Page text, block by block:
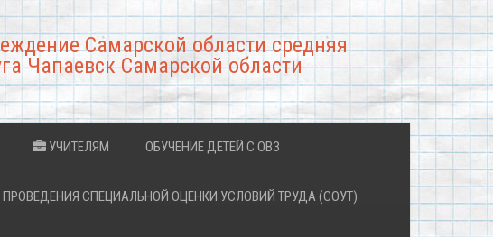
Самарской области средняя
Чапаевск Самарской области
УЧИТЕЛЯМ ОБУЧЕНИЕ ДЕТЕЙ С ОВЗ
ПРОВЕДЕНИЯ СПЕЦИАЛЬНОЙ ОЦЕНКИ УСЛОВИЙ ТРУДА (СОУТ)